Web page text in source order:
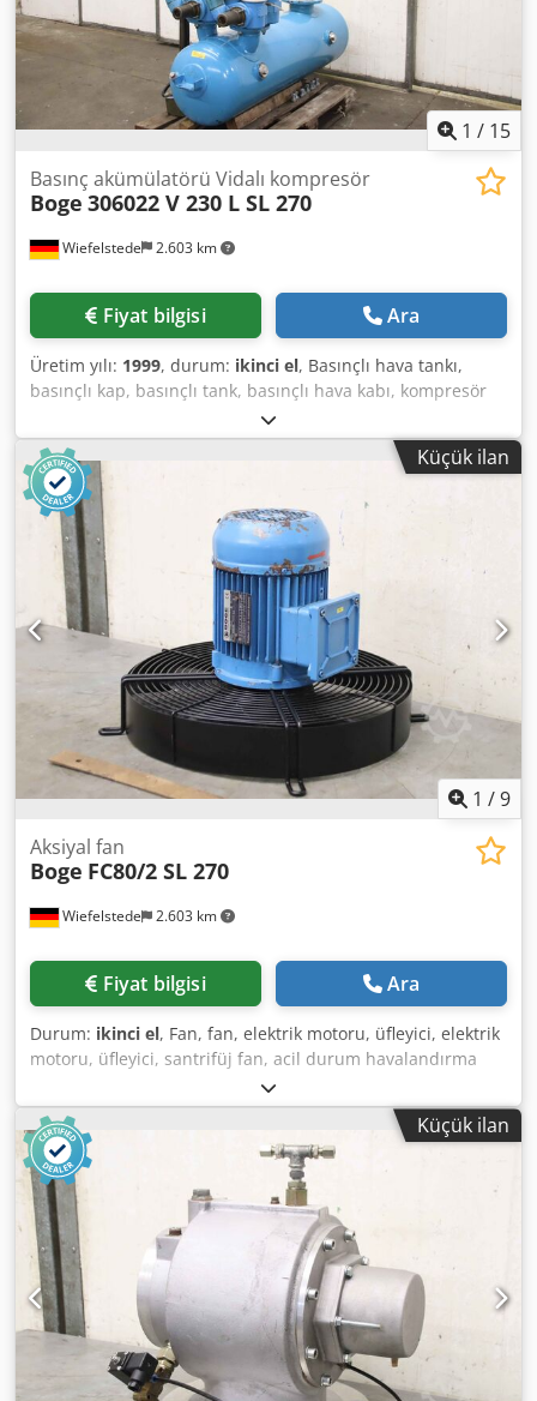
1 / 15
Wiefelstede 2.603 km
Basınç akümülatörü Vidalı kompresör
Boge 306022 V 230 L SL 270
Fiyat bilgisi Ara
Üretim yılı: 1999, durum: ikinci el, Basınçlı hava tankı,
basınçlı kap, basınçlı tank, basınçlı hava kabı, kompresör
tankı, vidalı kompresör için basınç deposu, kompresör,
basınçlı hava ünitesi, sabit hava kompresörü, vida bloğu,
kompresör, kompresör kademesi Dsdpspm Thzefx Adlekr
-Üretici: Boge, SL 270 tipi kompresörden filtre bloklu basınç
akümülatörü -Basınç akümülatörü: Tip 306022 V 230 L -son
basınç: maks. 15 bar -delik çemberi: Ø 240 x 22 mm -Filtre
üniteleri: fotoğraflara bakın Bireysel bileşenler -Boyutlar:
1600/980/H1270 mm -Ağırlık: 289 kg
Küçük ilan
1 /9
Wiefelstede 2.603 km
Aksiyal fan
Boge FC80/2 SL 270
Fiyat bilgisi Ara
Durum: ikinci el, Fan, fan, elektrik motoru, üfleyici, elektrik
motoru, üfleyici, santrifüj fan, acil durum havalandırma
fanı, baca gazı fanı, aksiyal fan, aksiyal fan, aksiyal
vantilatör, aksiyal fan -Üretici: Boge, SL 270 tipi
kompresörden fan -Fan: Ø 420 mm Djdpfx Asppdhvsdljkr -
Motor: Tip FC80/2 -Güç: 1,1 kW / 2815 rpm -delik çemberi:
Ø 295 x 22 mm -toplam boyutlar: Ø 495 x 315 mm -Ağırlık:
13 kg
Küçük ilan